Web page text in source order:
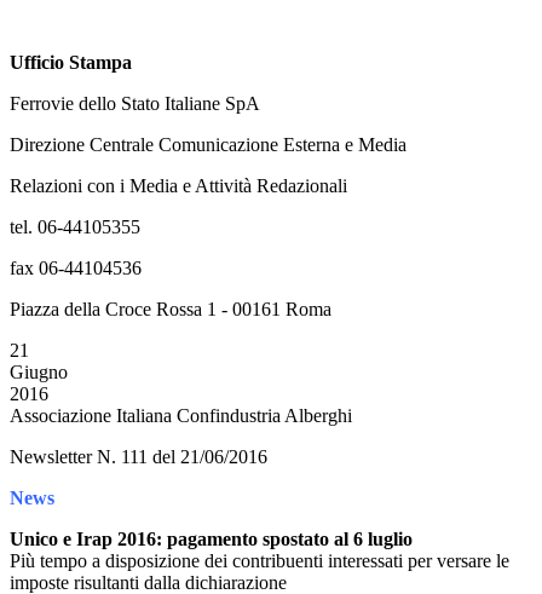
Ufficio Stampa
Ferrovie dello Stato Italiane SpA
Direzione Centrale Comunicazione Esterna e Media
Relazioni con i Media e Attività Redazionali
tel. 06-44105355
fax 06-44104536
Piazza della Croce Rossa 1 - 00161 Roma
21
Giugno
2016
Associazione Italiana Confindustria Alberghi
Newsletter N. 111 del 21/06/2016
News
Unico e Irap 2016: pagamento spostato al 6 luglio
Più tempo a disposizione dei contribuenti interessati per versare le
imposte risultanti dalla dichiarazione